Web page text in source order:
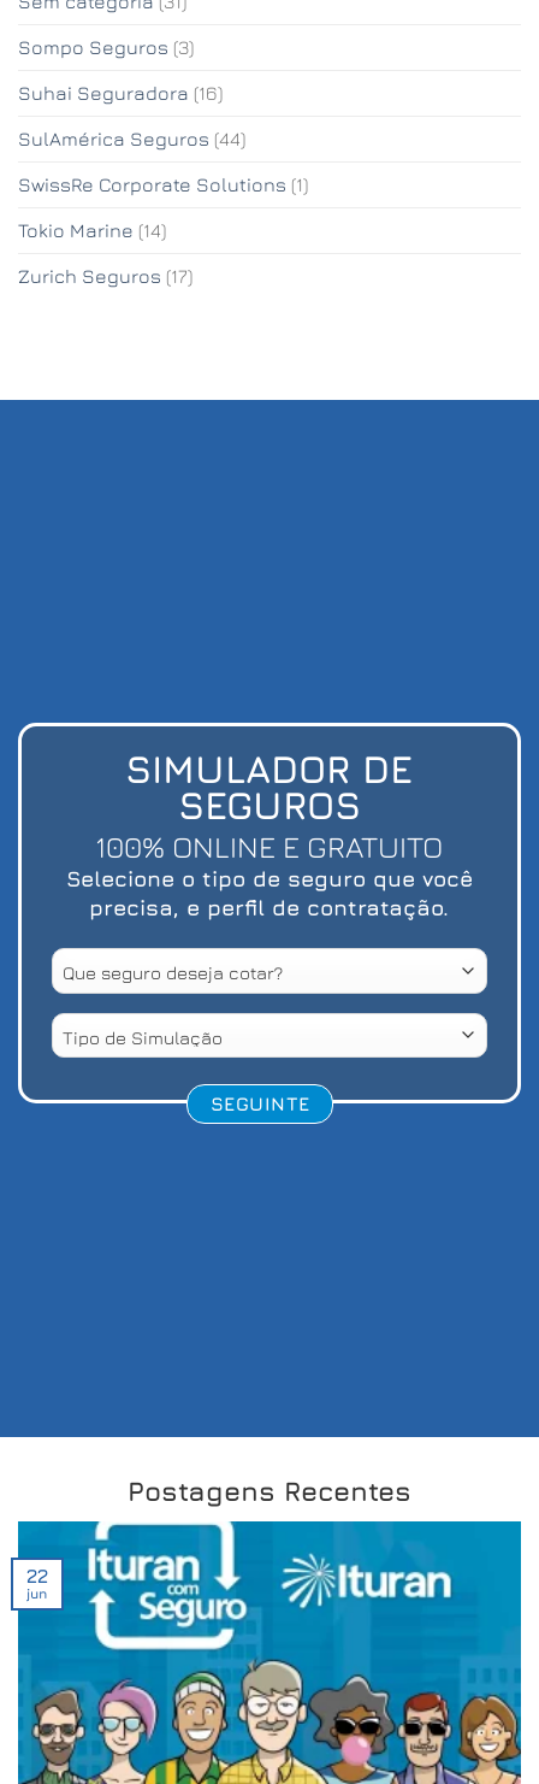
Sompo Seguros (3)
Suhai Seguradora (16)
SulAmérica Seguros (44)
SwissRe Corporate Solutions (1)
Tokio Marine (14)
Zurich Seguros (17)
SIMULADOR DE
SEGUROS
100% ONLINE E GRATUITO
Selecione o tipo de seguro que você
precisa, e perfil de contratação.
Postagens Recentes
22
jun